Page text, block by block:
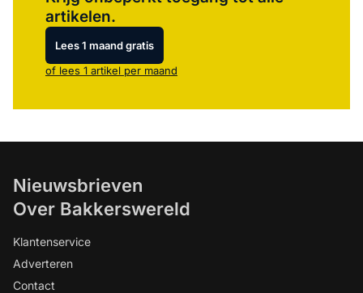
artikelen.
Lees 1 maand gratis
of lees 1 artikel per maand
Nieuwsbrieven
Over Bakkerswereld
Klantenservice
Adverteren
Contact